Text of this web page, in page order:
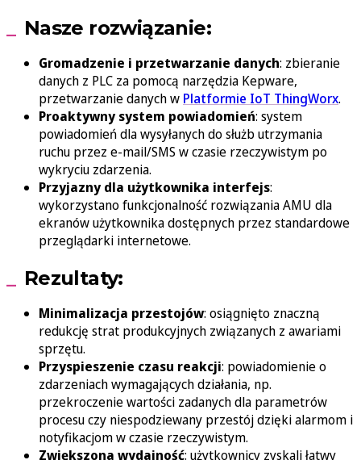
Nasze rozwiązanie:
Gromadzenie i przetwarzanie danych: zbieranie
danych z PLC za pomocą narzędzia Kepware,
przetwarzanie danych w Platformie IoT ThingWorx.
Proaktywny system powiadomień: system
powiadomień dla wysyłanych do służb utrzymania
ruchu przez e-mail/SMS w czasie rzeczywistym po
wykryciu zdarzenia.
Przyjazny dla użytkownika interfejs:
wykorzystano funkcjonalność rozwiązania AMU dla
ekranów użytkownika dostępnych przez standardowe
przeglądarki internetowe.
Rezultaty:
Minimalizacja przestojów: osiągnięto znaczną
redukcję strat produkcyjnych związanych z awariami
sprzętu.
Przyspieszenie czasu reakcji: powiadomienie o
zdarzeniach wymagających działania, np.
przekroczenie wartości zadanych dla parametrów
procesu czy niespodziewany przestój dzięki alarmom i
notyfikacjom w czasie rzeczywistym.
Zwiększona wydajność: użytkownicy zyskali łatwy